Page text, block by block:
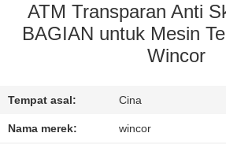
KONTROL
HUBUNGI
KAMI
ATM Transparan Anti
BAGIAN untuk Mesin
Wincor
Tempat asal: Cina
Nama merek: wincor